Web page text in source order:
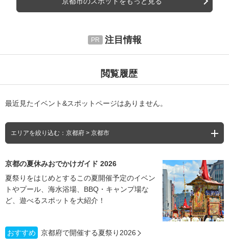
注目情報
閲覧履歴
最近見たイベント&スポットページはありません。
エリアを絞り込む：京都府 > 京都市
京都の夏休みおでかけガイド 2026
夏祭りをはじめとするこの夏開催予定のイベン
トやプール、海水浴場、BBQ・キャンプ場な
ど、遊べるスポットを大紹介！
おすすめ 京都府で開催する夏祭り2026